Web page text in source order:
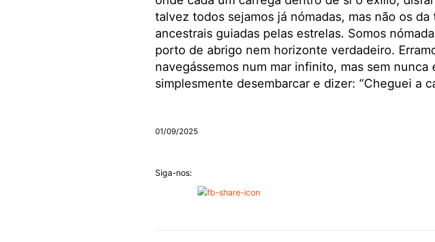
talvez todos sejamos já nómadas, mas não os
ancestrais guiadas pelas estrelas. Somos
porto de abrigo nem horizonte verdadeiro.
navegássemos num mar infinito, mas sem
simplesmente desembarcar e dizer: “Cheguei a
01/09/2025
Siga-nos: